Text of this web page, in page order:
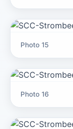
Photo 15
Photo 16